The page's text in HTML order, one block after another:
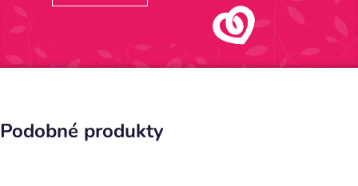
Podobné produkty